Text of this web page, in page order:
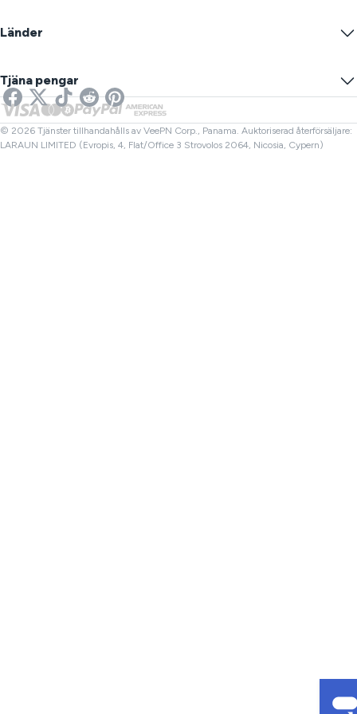
Blogg
Cookieinställningar
Anonym IP
VPN för streaming
Netflix VPN
Dölj din IP
Online SMS
Länk Kontroll
Filkontroll
Länder
Storbritannien VPN
Kanada VPN
Turkiet VPN
Tjäna pengar
Affiliates
© 2026 Tjänster tillhandahålls av VeePN Corp., Panama. Auktoriserad återförsäljare:
LARAUN LIMITED (Evropis, 4, Flat/Office 3 Strovolos 2064, Nicosia, Cypern)